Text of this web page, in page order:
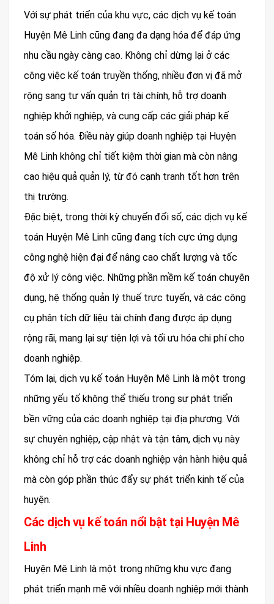
Với sự phát triển của khu vực, các dịch vụ kế toán
Huyện Mê Linh cũng đang đa dạng hóa để đáp ứng
nhu cầu ngày càng cao. Không chỉ dừng lại ở các
công việc kế toán truyền thống, nhiều đơn vị đã mở
rộng sang tư vấn quản trị tài chính, hỗ trợ doanh
nghiệp khởi nghiệp, và cung cấp các giải pháp kế
toán số hóa. Điều này giúp doanh nghiệp tại Huyện
Mê Linh không chỉ tiết kiệm thời gian mà còn nâng
cao hiệu quả quản lý, từ đó cạnh tranh tốt hơn trên
thị trường.
Đặc biệt, trong thời kỳ chuyển đổi số, các dịch vụ kế
toán Huyện Mê Linh cũng đang tích cực ứng dụng
công nghệ hiện đại để nâng cao chất lượng và tốc
độ xử lý công việc. Những phần mềm kế toán chuyên
dụng, hệ thống quản lý thuế trực tuyến, và các công
cụ phân tích dữ liệu tài chính đang được áp dụng
rộng rãi, mang lại sự tiện lợi và tối ưu hóa chi phí cho
doanh nghiệp.
Tóm lại, dịch vụ kế toán Huyện Mê Linh là một trong
những yếu tố không thể thiếu trong sự phát triển
bền vững của các doanh nghiệp tại địa phương. Với
sự chuyên nghiệp, cập nhật và tận tâm, dịch vụ này
không chỉ hỗ trợ các doanh nghiệp vận hành hiệu quả
mà còn góp phần thúc đẩy sự phát triển kinh tế của
huyện.
Các dịch vụ kế toán nổi bật tại Huyện Mê
Linh
Huyện Mê Linh là một trong những khu vực đang
phát triển mạnh mẽ với nhiều doanh nghiệp mới thành